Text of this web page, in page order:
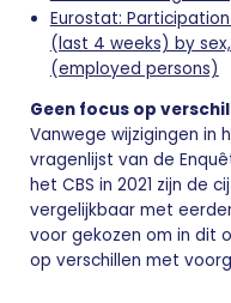
Eurostat:
(last 4 weeks) by
(employed persons)
Geen focus op
Vanwege wijzigingen in
vragenlijst van de
het CBS in 2021 zijn de
vergelijkbaar met
voor gekozen om in dit
op verschillen met